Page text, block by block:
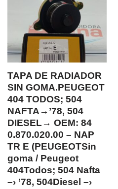
TAPA DE RADIADOR
SIN GOMA.PEUGEOT
404 TODOS; 504
NAFTA→’78, 504
DIESEL→ OEM: 84
0.870.020.00 – NAP
TR E (PEUGEOTSin
goma / Peugeot
404Todos; 504 Nafta
–› ’78, 504Diesel –›